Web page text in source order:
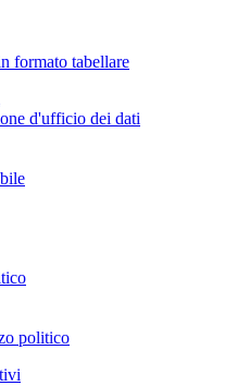
formato tabellare
d'ufficio dei dati
politico